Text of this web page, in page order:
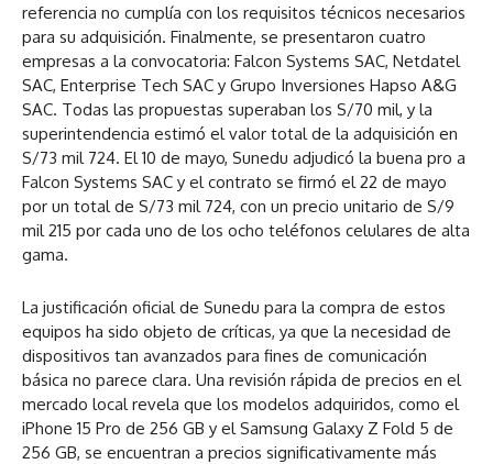
referencia no cumplía con los requisitos técnicos necesarios
para su adquisición. Finalmente, se presentaron cuatro
empresas a la convocatoria: Falcon Systems SAC, Netdatel
SAC, Enterprise Tech SAC y Grupo Inversiones Hapso A&G
SAC. Todas las propuestas superaban los S/70 mil, y la
superintendencia estimó el valor total de la adquisición en
S/73 mil 724. El 10 de mayo, Sunedu adjudicó la buena pro a
Falcon Systems SAC y el contrato se firmó el 22 de mayo
por un total de S/73 mil 724, con un precio unitario de S/9
mil 215 por cada uno de los ocho teléfonos celulares de alta
gama.
La justificación oficial de Sunedu para la compra de estos
equipos ha sido objeto de críticas, ya que la necesidad de
dispositivos tan avanzados para fines de comunicación
básica no parece clara. Una revisión rápida de precios en el
mercado local revela que los modelos adquiridos, como el
iPhone 15 Pro de 256 GB y el Samsung Galaxy Z Fold 5 de
256 GB, se encuentran a precios significativamente más